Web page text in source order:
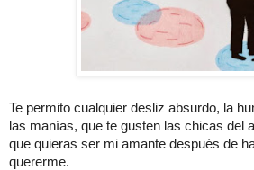
Te permito cualquier desliz absurdo, la
las manías, que te gusten las chicas del
que quieras ser mi amante después de
quererme.